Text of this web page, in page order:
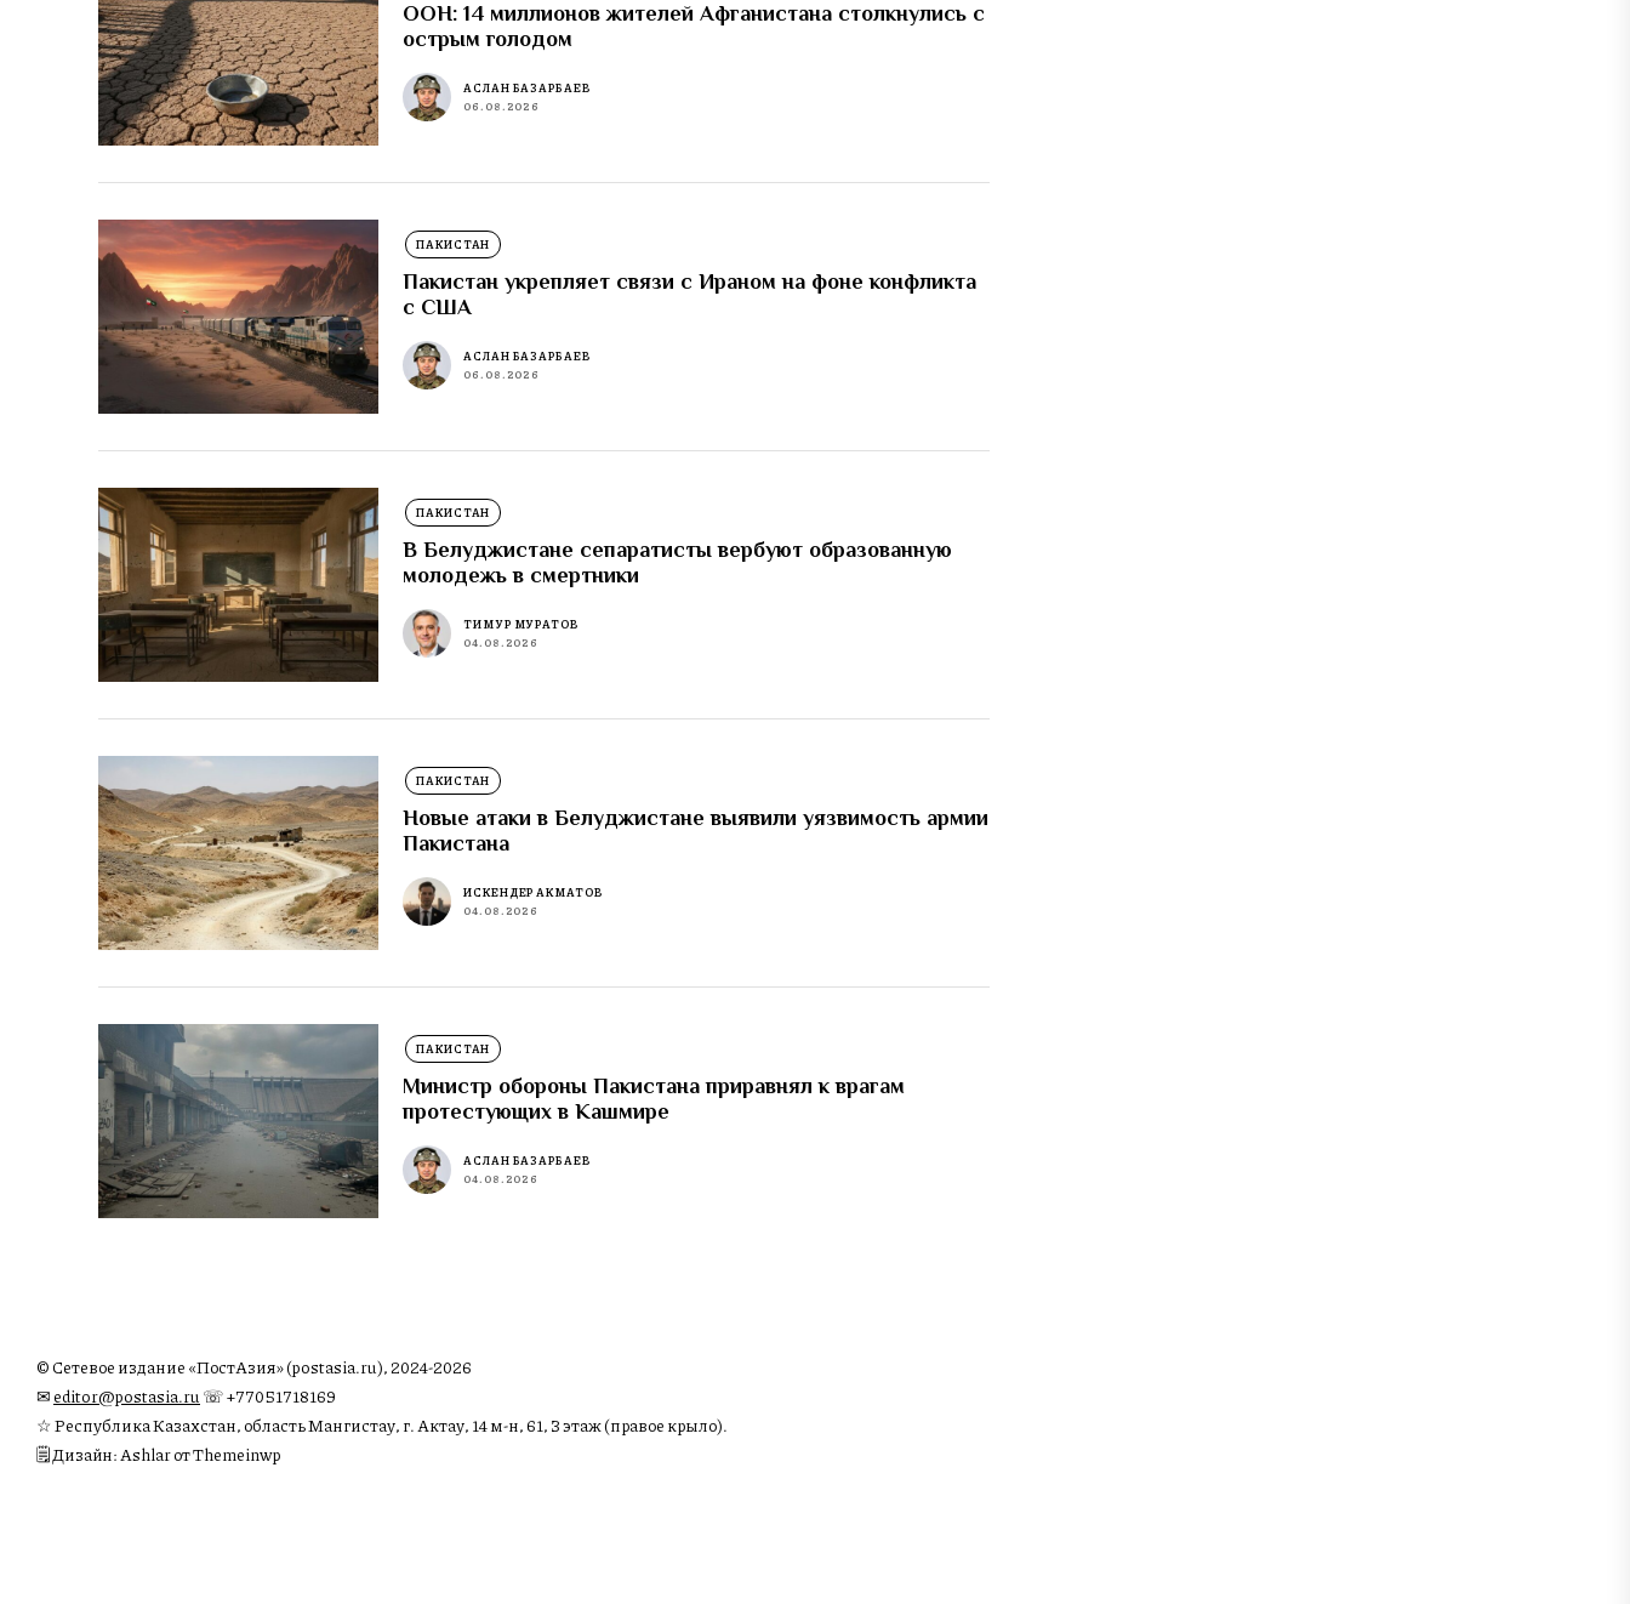
ООН: 14 миллионов жителей Афганистана столкнулись с
острым голодом
АСЛАН БАЗАРБАЕВ
06.08.2026
ПАКИСТАН
Пакистан укрепляет связи с Ираном на фоне конфликта
с США
АСЛАН БАЗАРБАЕВ
06.08.2026
ПАКИСТАН
В Белуджистане сепаратисты вербуют образованную
молодежь в смертники
ТИМУР МУРАТОВ
04.08.2026
ПАКИСТАН
Новые атаки в Белуджистане выявили уязвимость армии
Пакистана
ИСКЕНДЕР АКМАТОВ
04.08.2026
ПАКИСТАН
Министр обороны Пакистана приравнял к врагам
протестующих в Кашмире
АСЛАН БАЗАРБАЕВ
04.08.2026
© Сетевое издание «ПостАзия» (postasia.ru), 2024-2026
✉︎editor@postasia.ru ☏ +77051718169
☆ Республика Казахстан, область Мангистау, г. Актау, 14 м-н, 61, 3 этаж (правое крыло).
🗒 Дизайн: Ashlar от Themeinwp